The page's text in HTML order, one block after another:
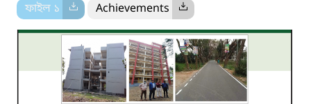
ফাইল ১ Achievements